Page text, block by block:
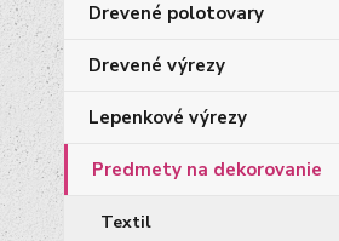
Drevené polotovary
Drevené výrezy
Lepenkové výrezy
Predmety na dekorovanie
Textil